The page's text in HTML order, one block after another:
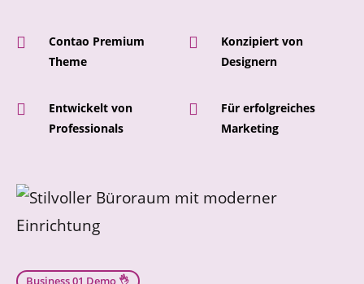
Contao Premium
Theme
Konzipiert von
Designern
Entwickelt von
Professionals
Für erfolgreiches
Marketing
Business 01 Demo 👌